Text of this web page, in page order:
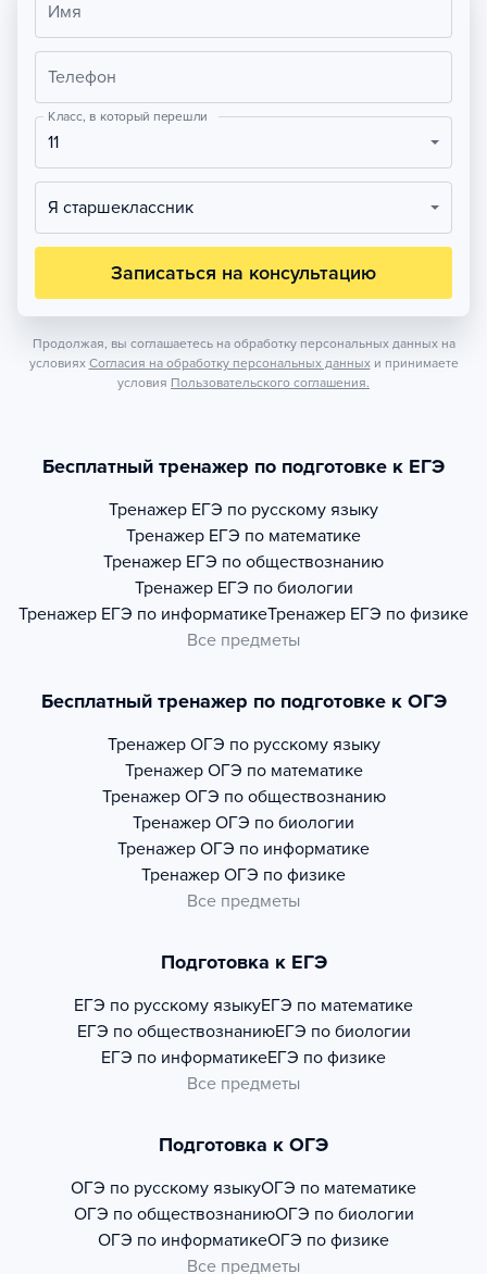
Имя
Телефон
Класс, в который перешли
11
Я старшеклассник
Записаться на консультацию
Продолжая, вы соглашаетесь на обработку персональных данных на
условиях Согласия на обработку персональных данных и принимаете
условия Пользовательского соглашения.
Бесплатный тренажер по подготовке к ЕГЭ
Тренажер ЕГЭ по русскому языку
Тренажер ЕГЭ по математике
Тренажер ЕГЭ по обществознанию
Тренажер ЕГЭ по биологии
Тренажер ЕГЭ по информатикеТренажер ЕГЭ по физике
Все предметы
Бесплатный тренажер по подготовке к ОГЭ
Тренажер ОГЭ по русскому языку
Тренажер ОГЭ по математике
Тренажер ОГЭ по обществознанию
Тренажер ОГЭ по биологии
Тренажер ОГЭ по информатике
Тренажер ОГЭ по физике
Все предметы
Подготовка к ЕГЭ
ЕГЭ по русскому языкуЕГЭ по математике
ЕГЭ по обществознаниюЕГЭ по биологии
ЕГЭ по информатикеЕГЭ по физике
Все предметы
Подготовка к ОГЭ
ОГЭ по русскому языкуОГЭ по математике
ОГЭ по обществознаниюОГЭ по биологии
ОГЭ по информатикеОГЭ по физике
Все предметы